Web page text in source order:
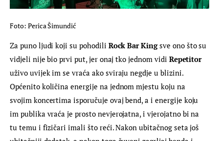
Foto: Perica Šimundić
Za puno ljudi koji su pohodili Rock Bar King sve ono što su
vidjeli nije bio prvi put, jer onaj tko jednom vidi Repetitor
uživo uvijek im se vraća ako sviraju negdje u blizini.
Općenito količina energije na jednom mjestu koju na
svojim koncertima isporučuje ovaj bend, a i energije koju
im publika vraća je prosto nevjerojatna, i vjerojatno bi na
tu temu i fizičari imali što reći. Nakon ubitačnog seta još